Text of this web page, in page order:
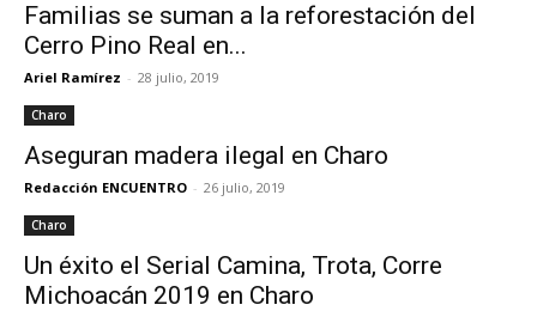
Familias se suman a la reforestación del
Cerro Pino Real en...
Ariel Ramírez - 28 julio, 2019
Charo
Aseguran madera ilegal en Charo
Redacción ENCUENTRO - 26 julio, 2019
Charo
Un éxito el Serial Camina, Trota, Corre
Michoacán 2019 en Charo